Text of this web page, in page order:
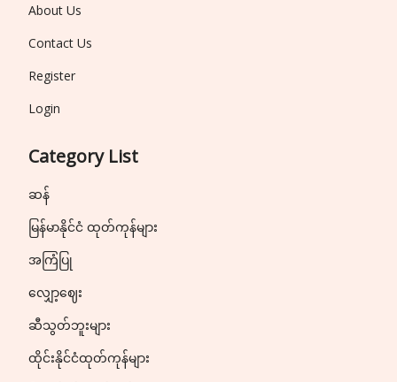
About Us
Contact Us
Register
Login
Category List
ဆန်
မြန်မာနိုင်ငံ ထုတ်ကုန်များ
အကြံပြု
လျှော့ဈေး
ဆီသွတ်ဘူးများ
ထိုင်းနိုင်ငံထုတ်ကုန်များ